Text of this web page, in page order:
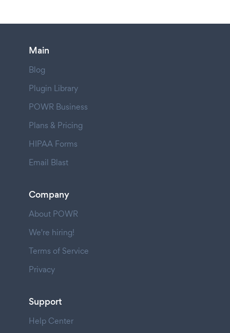
Main
Blog
Plugin Library
POWR Business
Plans & Pricing
HIPAA Forms
Email Blast
Company
About POWR
We're hiring!
Terms of Service
Privacy
Support
Help Center